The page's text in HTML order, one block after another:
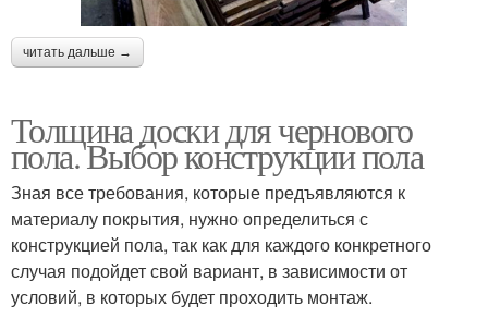
читать дальше →
Толщина доски для чернового
пола. Выбор конструкции пола
Зная все требования, которые предъявляются к
материалу покрытия, нужно определиться с
конструкцией пола, так как для каждого конкретного
случая подойдет свой вариант, в зависимости от
условий, в которых будет проходить монтаж.